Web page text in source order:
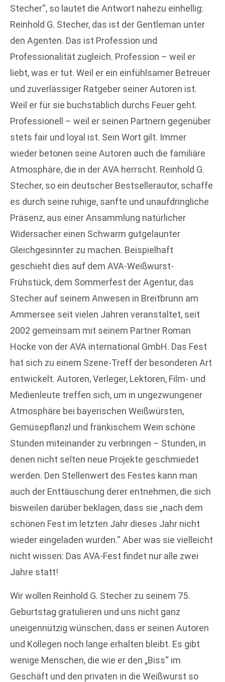
Stecher“, so lautet die Antwort nahezu einhellig:
Reinhold G. Stecher, das ist der Gentleman unter
den Agenten. Das ist Profession und
Professionalität zugleich. Profession – weil er
liebt, was er tut. Weil er ein einfühlsamer Betreuer
und zuverlässiger Ratgeber seiner Autoren ist.
Weil er für sie buchstäblich durchs Feuer geht.
Professionell – weil er seinen Partnern gegenüber
stets fair und loyal ist. Sein Wort gilt. Immer
wieder betonen seine Autoren auch die familiäre
Atmosphäre, die in der AVA herrscht. Reinhold G.
Stecher, so ein deutscher Bestsellerautor, schaffe
es durch seine ruhige, sanfte und unaufdringliche
Präsenz, aus einer Ansammlung natürlicher
Widersacher einen Schwarm gutgelaunter
Gleichgesinnter zu machen. Beispielhaft
geschieht dies auf dem AVA-Weißwurst-
Frühstück, dem Sommerfest der Agentur, das
Stecher auf seinem Anwesen in Breitbrunn am
Ammersee seit vielen Jahren veranstaltet, seit
2002 gemeinsam mit seinem Partner Roman
Hocke von der AVA international GmbH. Das Fest
hat sich zu einem Szene-Treff der besonderen Art
entwickelt. Autoren, Verleger, Lektoren, Film- und
Medienleute treffen sich, um in ungezwungener
Atmosphäre bei bayerischen Weißwürsten,
Gemüsepflanzl und fränkischem Wein schöne
Stunden miteinander zu verbringen – Stunden, in
denen nicht selten neue Projekte geschmiedet
werden. Den Stellenwert des Festes kann man
auch der Enttäuschung derer entnehmen, die sich
bisweilen darüber beklagen, dass sie „nach dem
schönen Fest im letzten Jahr dieses Jahr nicht
wieder eingeladen wurden.“ Aber was sie vielleicht
nicht wissen: Das AVA-Fest findet nur alle zwei
Jahre statt!
Wir wollen Reinhold G. Stecher zu seinem 75.
Geburtstag gratulieren und uns nicht ganz
uneigennützig wünschen, dass er seinen Autoren
und Kollegen noch lange erhalten bleibt. Es gibt
wenige Menschen, die wie er den „Biss“ im
Geschäft und den privaten in die Weißwurst so